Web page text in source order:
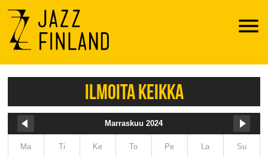
Menu
ILMOITA KEIKKA
Marraskuu 2024
Ma Ti Ke To Pe La Su